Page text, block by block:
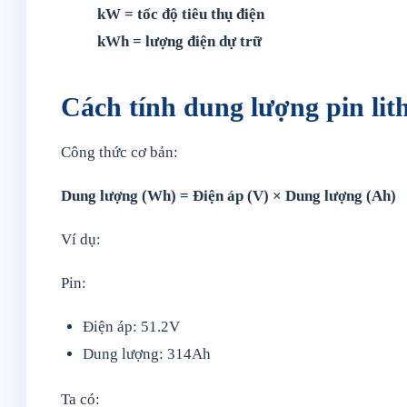
kW = tốc độ tiêu thụ điện
kWh = lượng điện dự trữ
Cách tính dung lượng pin
Công thức cơ bản:
Dung lượng (Wh) = Điện áp (V) × Dung lượng (Ah)
Ví dụ:
Pin:
Điện áp: 51.2V
Dung lượng: 314Ah
Ta có: